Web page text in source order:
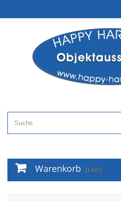
Warenkorb (Leer)